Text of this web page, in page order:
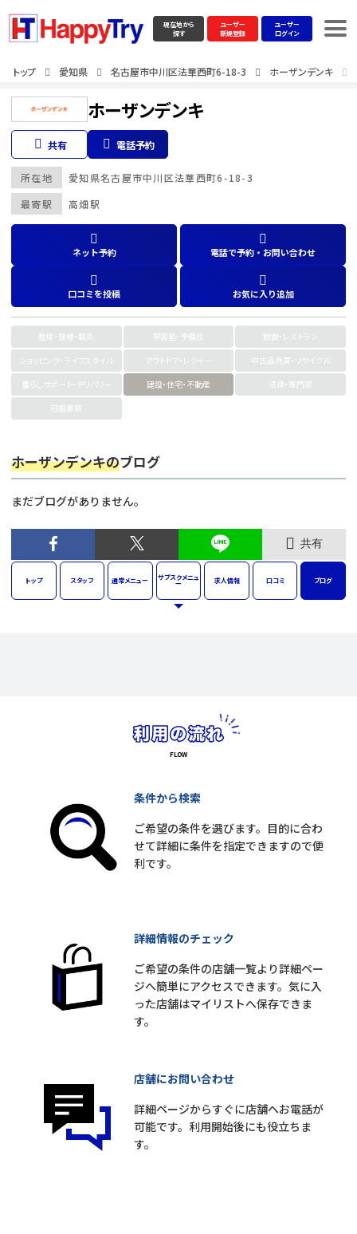
現在地から
探す
ユーザー
新規登録
ユーザー
ログイン
トップ 愛知県 名古屋市中川区法華西町6-18-3 ホーザンデンキ
ホーザンデンキ
共有 電話予約
最寄駅 高畑駅
所在地 愛知県名古屋市中川区法華西町6-18-3
ネット予約 電話で予約・お問い合わせ
口コミを投稿 お気に入り追加
整体・接骨・鍼灸 学習塾・予備校
飲食・レストラン
ショッピング・ライフスタイル
アウトドア・レジャー
中古品売買・リサイクル
暮らしサポート・デリバリー
建設・住宅・不動産
法律・専門家
冠婚葬祭
ホーザンデンキのブログ
まだブログがありません。
共有
トップ スタッフ 通常メニュー サブスクメニュ
ー 求人情報 口コミ ブログ
条件から検索
ご希望の条件を選びます。目的に合わ
せて詳細に条件を指定できますので便
利です。
詳細情報のチェック
ご希望の条件の店舗一覧より詳細ペー
ジへ簡単にアクセスできます。気に入
った店舗はマイリストへ保存できま
す。
店舗にお問い合わせ
詳細ページからすぐに店舗へお電話が
可能です。利用開始後にも役立ちま
す。